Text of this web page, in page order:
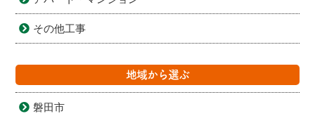
その他工事
地域から選ぶ
磐田市